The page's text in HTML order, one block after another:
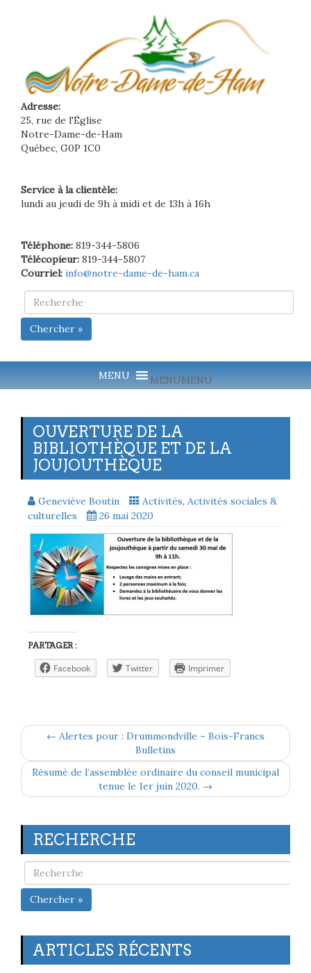
Adresse:
25, rue de l'Église
Notre-Dame-de-Ham
Québec, G0P 1C0
Service à la clientèle:
lundi au jeudi de 9h à midi et de 13h à 16h
Téléphone: 819-344-5806
Télécopieur: 819-344-5807
Courriel: info@notre-dame-de-ham.ca
Chercher »
MENUMENU
OUVERTURE DE LA
BIBLIOTHÈQUE ET DE LA
JOUJOUTHÈQUE
Geneviève Boutin Activités, Activités sociales &
culturelles
26 mai 2020
PARTAGER :
Facebook Twitter Imprimer
← Alertes pour : Drummondville – Bois-Francs
Bulletins
Résumé de l’assemblée ordinaire du conseil municipal
tenue le 1er juin 2020. →
RECHERCHE
Chercher »
ARTICLES RÉCENTS